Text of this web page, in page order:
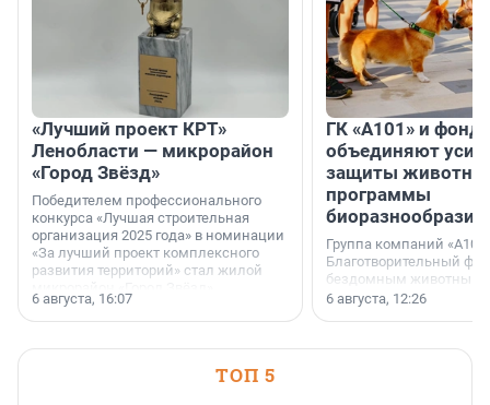
«Лучший проект КРТ»
Ленобласти — микрорайон
«Город Звёзд»
Победителем профессионального
конкурса «Лучшая строительная
организация 2025 года» в номинации
«За лучший проект комплексного
развития территорий» стал жилой
6 августа, 16:07
ГК «А101» и фонд
объединяют
защиты
программы
биоразнообразия
Группа компаний
Благотворительный
бездомным животным
заключили соглашение
6 августа, 12:26
ТОП 5